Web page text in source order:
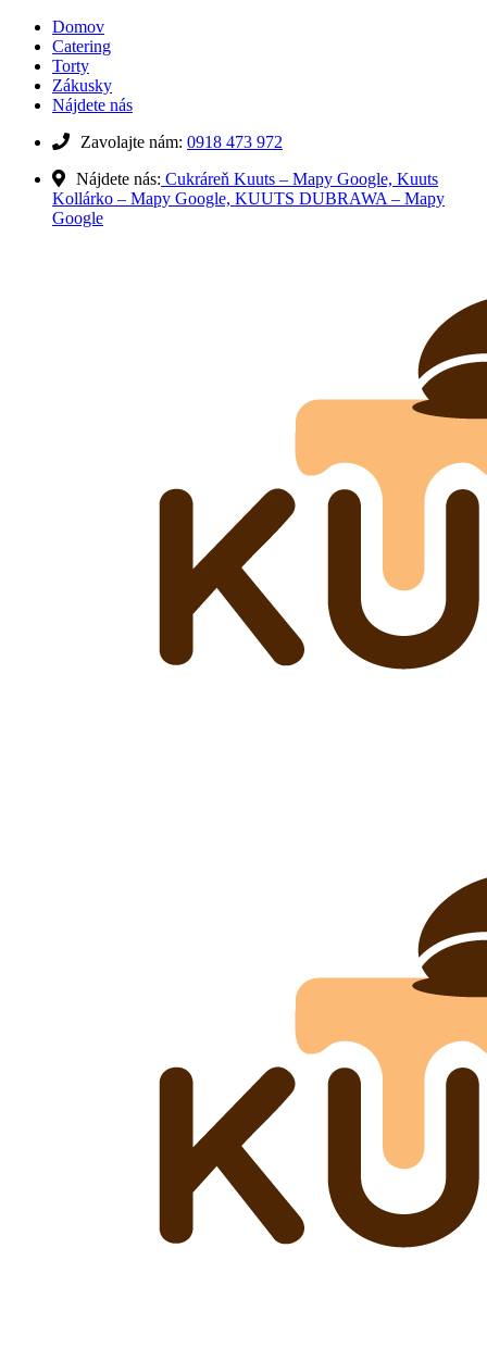
Domov
Catering
Torty
Zákusky
Nájdete nás
Zavolajte nám: 0918 473 972
Nájdete nás: Cukráreň Kuuts – Mapy Google, Kuuts
Kollárko – Mapy Google, KUUTS DUBRAWA – Mapy
Google